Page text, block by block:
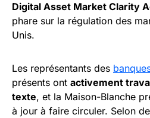
Digital Asset Market Clarity
phare sur la régulation des
Unis.
Les représentants des
présents ont activement
texte, et la Maison-Blanche
à jour à faire circuler. Selon